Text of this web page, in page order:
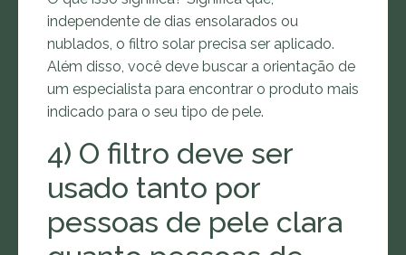
independente de dias ensolarados ou
nublados, o filtro solar precisa ser aplicado.
Além disso, você deve buscar a orientação de
um especialista para encontrar o produto mais
indicado para o seu tipo de pele.
4) O filtro deve ser
usado tanto por
pessoas de pele clara